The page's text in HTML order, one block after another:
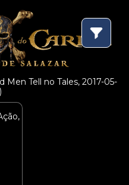
Men Tell no Tales, 2017-05-